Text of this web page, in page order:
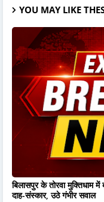
YOU MAY LIKE
बिलासपुर के तोरवा मुक्तिधाम
दाह-संस्कार, उठे गंभीर सवाल